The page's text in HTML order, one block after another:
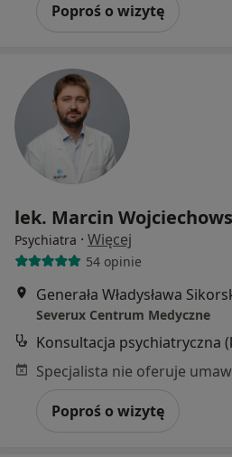
Poproś o wizytę
lek. Marcin
Psychiatra · Więcej
54 opinie
Severux Centrum Medyczne
Konsultacja psychiatryczna
Poproś o wizytę